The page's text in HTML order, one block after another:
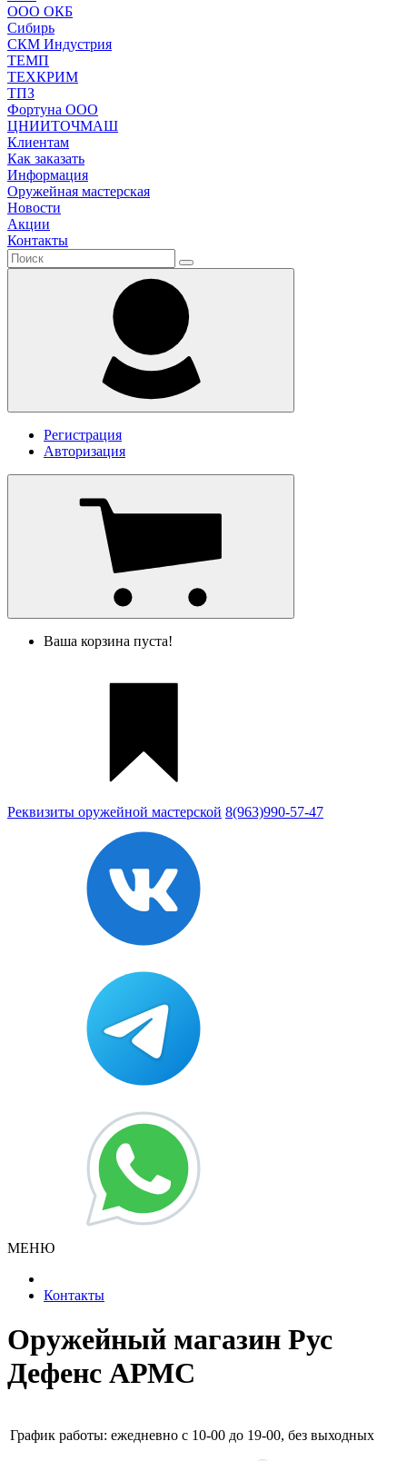
ООО ОКБ
Сибирь
СКМ Индустрия
ТЕМП
ТЕХКРИМ
ТПЗ
Фортуна ООО
ЦНИИТОЧМАШ
Клиентам
Как заказать
Информация
Оружейная мастерская
Новости
Акции
Контакты
Регистрация
Авторизация
Ваша корзина пуста!
Реквизиты оружейной мастерской 8(963)990-57-47
МЕНЮ
Контакты
Оружейный магазин Рус
Дефенс АРМС
График работы: ежедневно с 10-00 до 19-00, без выходных